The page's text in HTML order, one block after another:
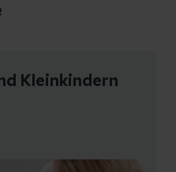
Kleinkindern